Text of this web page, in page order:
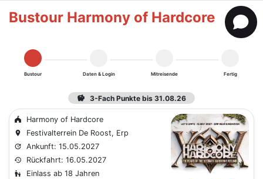
Bustour Harmony of Hardcore
Bustour Daten & Login Mitreisende Fertig
savings 3-Fach Punkte bis 31.08.26
festival Harmony of Hardcore
place Festivalterrein De Roost, Erp
update Ankunft: 15.05.2027
history Rückfahrt: 16.05.2027
escalator_warning Einlass ab 18 Jahren